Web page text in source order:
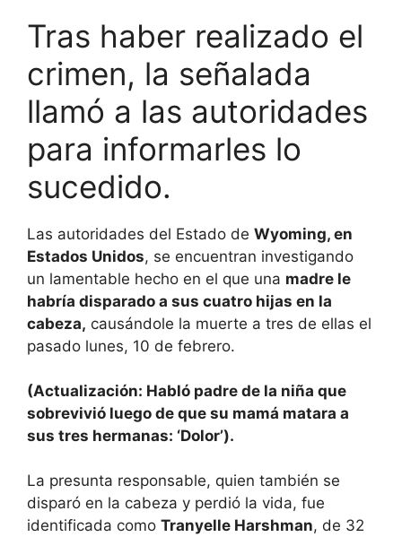
Tras haber realizado el
crimen, la señalada
llamó a las autoridades
para informarles lo
sucedido.
Las autoridades del Estado de Wyoming, en
Estados Unidos, se encuentran investigando
un lamentable hecho en el que una madre le
habría disparado a sus cuatro hijas en la
cabeza, causándole la muerte a tres de ellas el
pasado lunes, 10 de febrero.
(Actualización: Habló padre de la niña que
sobrevivió luego de que su mamá matara a
sus tres hermanas: ‘Dolor’).
La presunta responsable, quien también se
disparó en la cabeza y perdió la vida, fue
identificada como Tranyelle Harshman, de 32